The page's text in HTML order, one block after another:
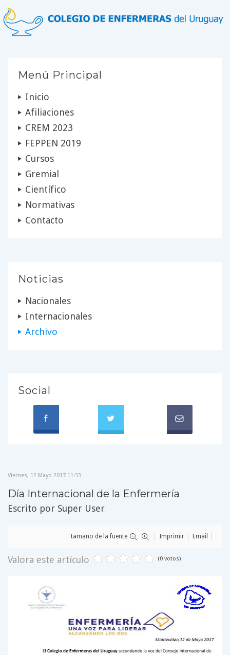
Menú Principal
Inicio
Afiliaciones
CREM 2023
FEPPEN 2019
Cursos
Gremial
Científico
Normativas
Contacto
Noticias
Nacionales
Internacionales
Archivo
Social
Viernes, 12 Mayo 2017 11:53
Día Internacional de la Enfermería
Escrito por Super User
tamaño de la fuente Imprimir Email
Valora este artículo (0 votos)